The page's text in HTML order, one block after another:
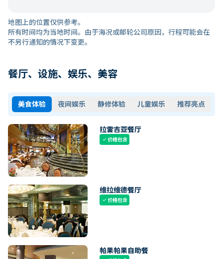
地图上的位置仅供参考。
所有时间均为当地时间。由于海况或邮轮公司原因，行程可能会在
不另行通知的情况下变更。
餐厅、设施、娱乐、美容
美食体验 夜间娱乐 静修体验 儿童娱乐 推荐亮点
拉雷吉亚餐厅
check价格包含
维拉维德餐厅
check价格包含
帕果帕果自助餐